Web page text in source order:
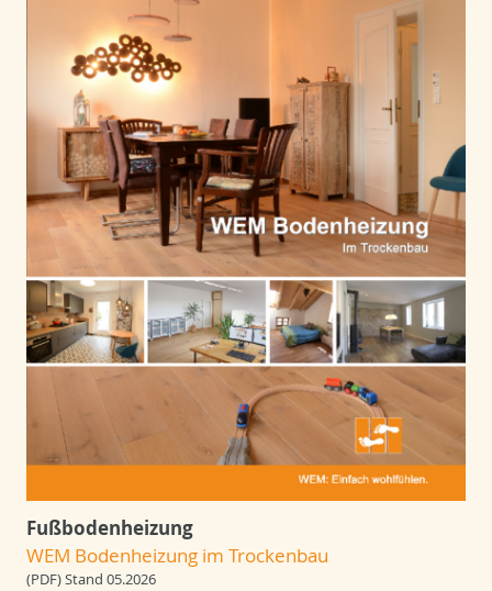
Fußbodenheizung
WEM Bodenheizung im Trockenbau
(PDF) Stand 05.2026